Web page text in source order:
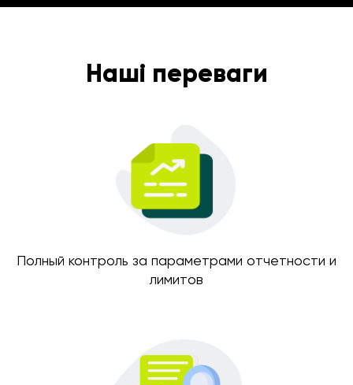
Наші переваги
Полный контроль за параметрами отчетности и
лимитов